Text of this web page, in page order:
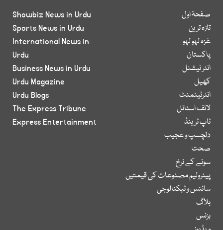
صفحۂ اول
تازہ ترین
غزہ لہو لہو
پاکستان
انٹر نیشنل
کھیل
انٹرٹینمنٹ
لائف اسٹائل
ٹاپ ٹرینڈ
دلچسپ و عجیب
صحت
سونے کے نرخ
پیٹرولیم مصنوعات کی قیمتیں
سائنس و ٹیکنالوجی
بلاگ
بزنس
Showbiz News in Urdu
Sports News in Urdu
International News in
Urdu
Business News in Urdu
Urdu Magazine
Urdu Blogs
The Express Tribune
Express Entertainment